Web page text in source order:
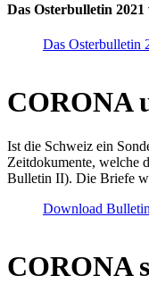
Das Osterbulletin
Das Osterbulletin
CORONA
Ist die Schweiz ein
Zeitdokumente, welche
Bulletin II). Die Briefe
Download
CORONA